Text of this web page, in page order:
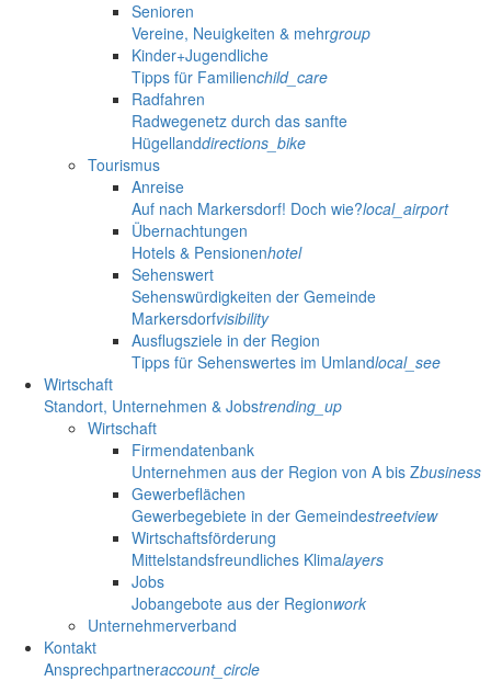
Senioren
Vereine, Neuigkeiten & mehrgroup
Kinder+Jugendliche
Tipps für Familienchild_care
Radfahren
Radwegenetz durch das sanfte
Hügellanddirections_bike
Tourismus
Anreise
Auf nach Markersdorf! Doch wie?local_airport
Übernachtungen
Hotels & Pensionenhotel
Sehenswert
Sehenswürdigkeiten der Gemeinde
Markersdorfvisibility
Ausflugsziele in der Region
Tipps für Sehenswertes im Umlandlocal_see
Wirtschaft
Standort, Unternehmen & Jobstrending_up
Wirtschaft
Firmendatenbank
Unternehmen aus der Region von A bis Zbusiness
Gewerbeflächen
Gewerbegebiete in der Gemeindestreetview
Wirtschaftsförderung
Mittelstandsfreundliches Klimalayers
Jobs
Jobangebote aus der Regionwork
Unternehmerverband
Kontakt
Ansprechpartneraccount_circle